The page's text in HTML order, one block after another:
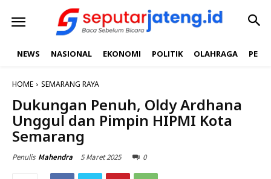
NEWS NASIONAL EKONOMI POLITIK OLAHRAGA
HOME SEMARANG RAYA
Dukungan Penuh, Oldy Ardhana
Unggul dan Pimpin HIPMI Kota
Semarang
Penulis Mahendra 5 Maret 2025 0